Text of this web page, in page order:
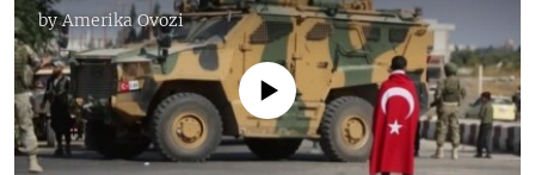
byAmerika Ovozi
No media source currently available